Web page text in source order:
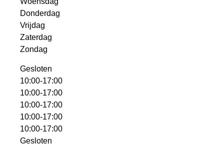
Donderdag
Vrijdag
Zaterdag
Zondag
Gesloten
10:00-17:00
10:00-17:00
10:00-17:00
10:00-17:00
10:00-17:00
Gesloten